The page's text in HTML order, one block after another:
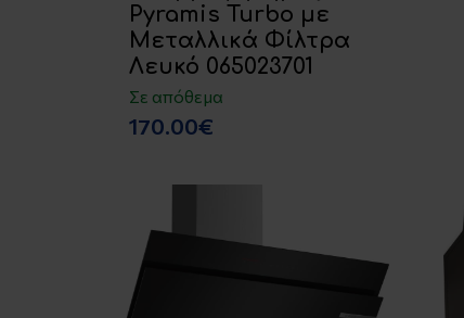
Pyramis Turbo με
Μεταλλικά Φίλτρα
Λευκό 065023701
Σε απόθεμα
170.00€